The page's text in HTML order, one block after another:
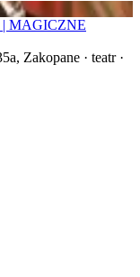
| MAGICZNE
Zakopane · teatr ·